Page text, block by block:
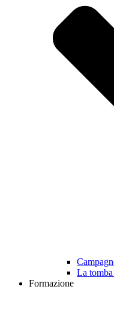
La
Formazione